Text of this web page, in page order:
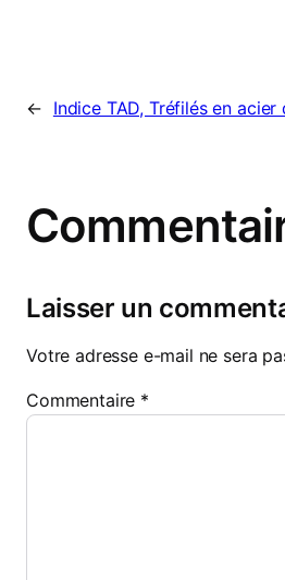
← Indice TAD, Tréfilés en
Laisser un
Votre adresse e-mail ne sera
Commentaire *